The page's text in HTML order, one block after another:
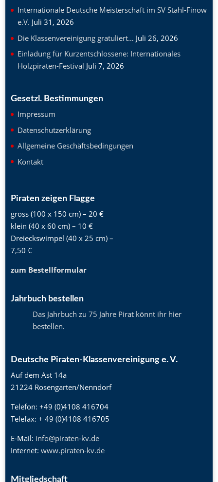
Internationale Deutsche Meisterschaft im SV Stahl-Finow
e.V. Juli 31, 2026
Die Klassenvereinigung gratuliert… Juli 26, 2026
Einladung für Kurzentschlossene: Internationales
Holzpiraten-Festival Juli 7, 2026
Gesetzl. Bestimmungen
Impressum
Datenschutzerklärung
Allgemeine Geschäftsbedingungen
Kontakt
Piraten zeigen Flagge
gross (100 x 150 cm) – 20 €
klein (40 x 60 cm) – 10 €
Dreieckswimpel (40 x 25 cm) –
7,50 €
zum Bestellformular
Jahrbuch bestellen
Das Jahrbuch zu 75 Jahre Pirat könnt ihr hier
bestellen.
Deutsche Piraten-Klassenvereinigung e. V.
Auf dem Ast 14a
21224 Rosengarten/Nenndorf
Telefon: +49 (0)4108 416704
Telefax: + 49 (0)4108 416705
E-Mail: info@piraten-kv.de
Internet: www.piraten-kv.de
Mitgliedschaft